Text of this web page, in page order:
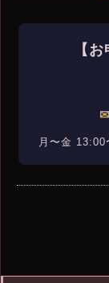
【
月〜金